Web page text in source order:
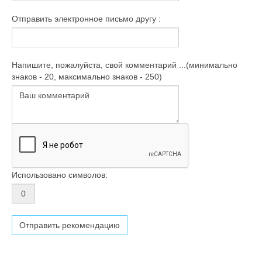
Отправить электронное письмо другу :
Напишите, пожалуйста, свой комментарий ...(минимально
знаков - 20, максимально знаков - 250)
Использовано символов: